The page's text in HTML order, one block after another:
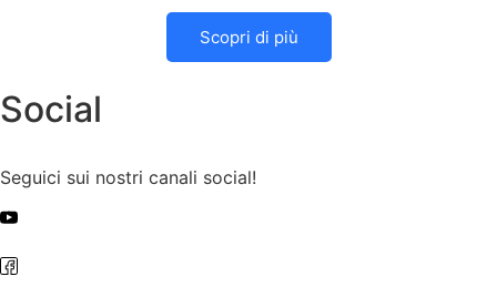
Scopri di più
Social
Seguici sui nostri canali social!